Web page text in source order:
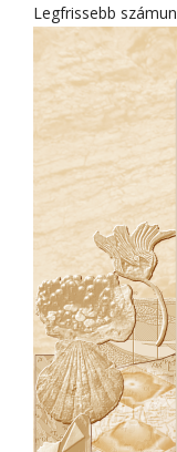
Legfrissebb